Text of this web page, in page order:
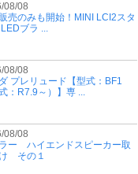
08/08
売のみも開始！MINI LCI2スタ
ブラ ...
08/08
プレリュード【型式：BF1
式：R7.9～）】専 ...
08/08
ー ハイエンドスピーカー取
その１